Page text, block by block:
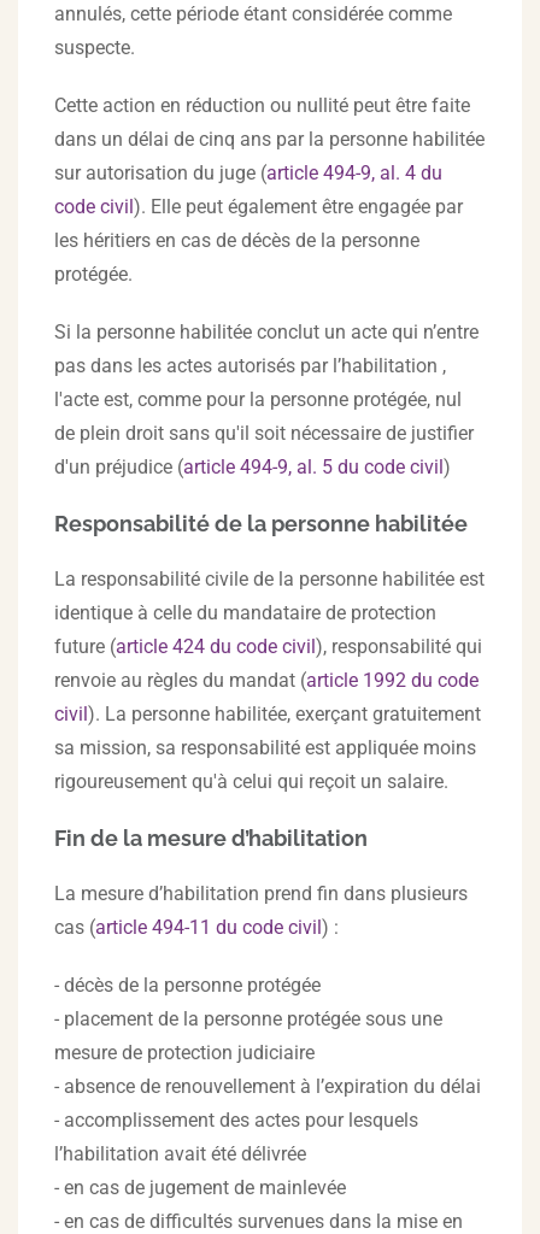
annulés, cette période étant considérée comme
suspecte.
Cette action en réduction ou nullité peut être faite
dans un délai de cinq ans par la personne habilitée
sur autorisation du juge (article 494-9, al. 4 du
code civil). Elle peut également être engagée par
les héritiers en cas de décès de la personne
protégée.
Si la personne habilitée conclut un acte qui n’entre
pas dans les actes autorisés par l’habilitation ,
l'acte est, comme pour la personne protégée, nul
de plein droit sans qu'il soit nécessaire de justifier
d'un préjudice (article 494-9, al. 5 du code civil)
Responsabilité de la personne habilitée
La responsabilité civile de la personne habilitée est
identique à celle du mandataire de protection
future (article 424 du code civil), responsabilité qui
renvoie au règles du mandat (article 1992 du code
civil). La personne habilitée, exerçant gratuitement
sa mission, sa responsabilité est appliquée moins
rigoureusement qu'à celui qui reçoit un salaire.
Fin de la mesure d’habilitation
La mesure d’habilitation prend fin dans plusieurs
cas (article 494-11 du code civil) :
- décès de la personne protégée
- placement de la personne protégée sous une
mesure de protection judiciaire
- absence de renouvellement à l’expiration du délai
- accomplissement des actes pour lesquels
l’habilitation avait été délivrée
- en cas de jugement de mainlevée
- en cas de difficultés survenues dans la mise en